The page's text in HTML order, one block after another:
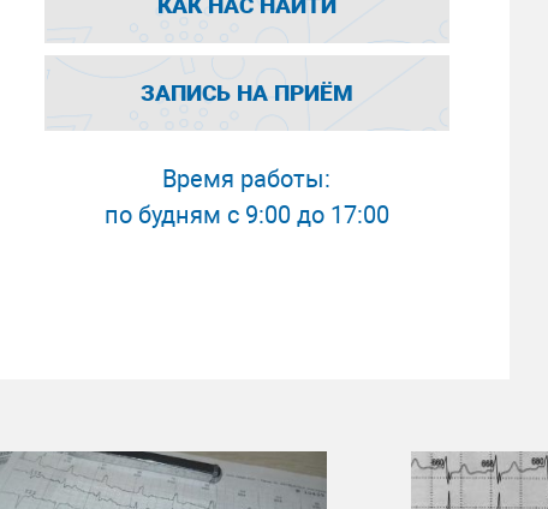
ЗАПИСЬ НА ПРИЁМ
Время работы:
по будням с 9:00 до 17:00